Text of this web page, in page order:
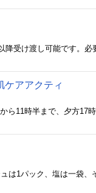
受け渡し可能です。必
アアクティ
ら11時半まで、夕方17